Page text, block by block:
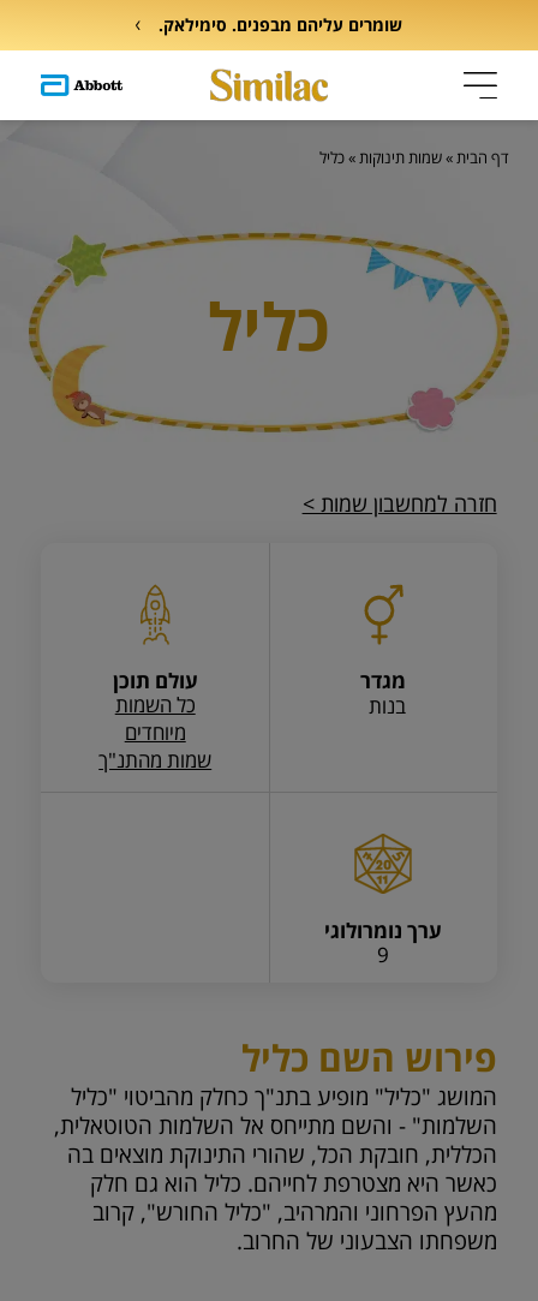
שומרים עליהם מבפנים. סימילאק.
כליל
דף הבית»שמות תינוקות»כליל
חזרה למחשבון שמות >
מגדר
בנות
עולם תוכן
כל השמות
מיוחדים
שמות מהתנ"ך
ערך נומרולוגי
9
פירוש השם כליל
המושג "כליל" מופיע בתנ"ך כחלק מהביטוי "כליל
השלמות" - והשם מתייחס אל השלמות הטוטאלית,
הכללית, חובקת הכל, שהורי התינוקת מוצאים בה
כאשר היא מצטרפת לחייהם. כליל הוא גם חלק
מהעץ הפרחוני והמרהיב, "כליל החורש", קרוב
משפחתו הצבעוני של החרוב.